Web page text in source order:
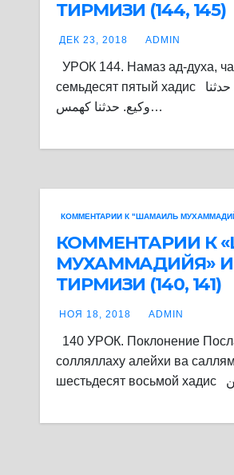
ТИРМИЗИ (144, 145)
ДЕК 23, 2018 ADMIN
УРОК 144. Намаз ад-духа,
семьдесят пятый хадис حدثنا ابن أبي عمر. حدثنا
وكيع. حدثنا كهمس…
КОММЕНТАРИИ К "ШАМАИЛЬ
КОММЕНТАРИИ К
МУХАММАДИЙЯ»
ТИРМИЗИ (140, 141)
НОЯ 18, 2018 ADMIN
140 УРОК. Поклонение
солляллаху алейхи ва